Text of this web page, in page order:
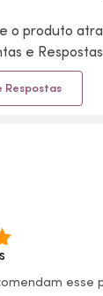
o produto
e Respostas
Respostas
esse